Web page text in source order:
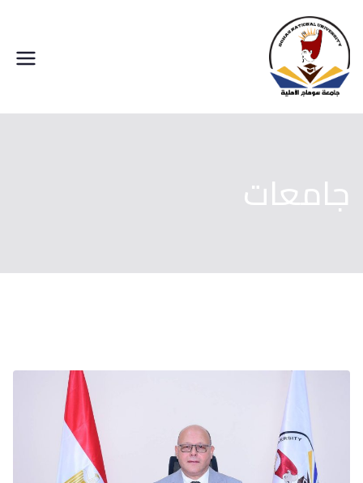
إلى
المحتوى
جامعات